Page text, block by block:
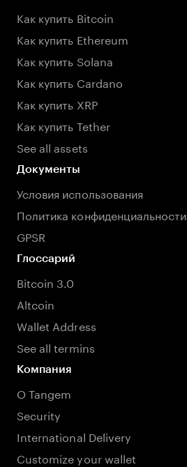
Как купить Bitcoin
Как купить Ethereum
Как купить Solana
Как купить Cardano
Как купить XRP
Как купить Tether
See all assets
Документы
Условия использования
Политика конфиденциальности
GPSR
Глоссарий
Bitcoin 3.0
Altcoin
Wallet Address
See all termins
Компания
О Tangem
Security
International Delivery
Customize your wallet